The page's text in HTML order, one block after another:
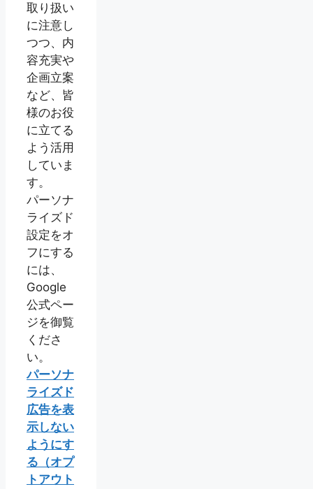
取り扱い
に注意し
つつ、内
容充実や
企画立案
など、皆
様のお役
に立てる
よう活用
していま
す。
パーソナ
ライズド
設定をオ
フにする
には、
Google
公式ペー
ジを御覧
くださ
い。
パーソナ
ライズド
広告を表
示しない
ようにす
る（オプ
トアウト